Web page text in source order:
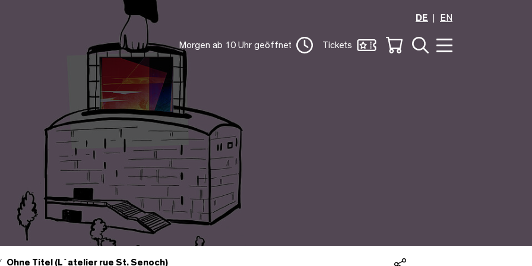
DE
EN
Morgen ab 10 Uhr geöffnet Tickets
Ohne Titel (L´atelier rue St. Senoch)